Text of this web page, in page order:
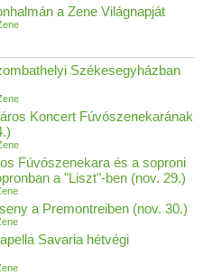
a Zene Világnapját
Székesegyházban
Koncert Fúvószenekarának
Fúvószenekara és a soproni
a "Liszt"-ben (nov. 29.)
a Premontreiben (nov. 30.)
Savaria hétvégi